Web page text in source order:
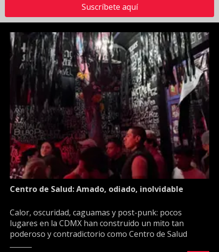
Suscríbete aquí
Centro de Salud: Amado, odiado, inolvidable
Calor, oscuridad, caguamas y post-punk: pocos
lugares en la CDMX han construido un mito tan
poderoso y contradictorio como Centro de Salud